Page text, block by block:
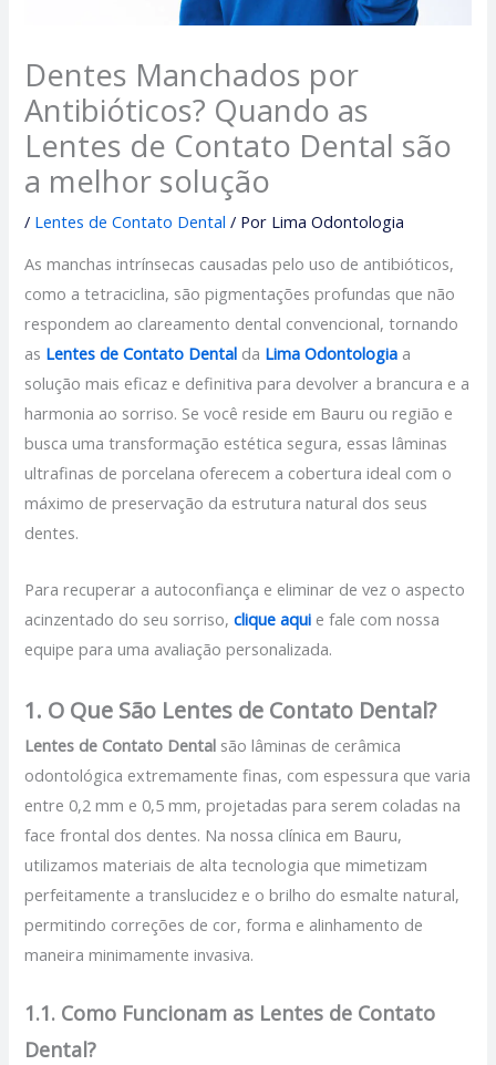
Dentes Manchados por
Antibióticos? Quando as
Lentes de Contato Dental são
a melhor solução
/ Lentes de Contato Dental / Por Lima Odontologia
As manchas intrínsecas causadas pelo uso de antibióticos,
como a tetraciclina, são pigmentações profundas que não
respondem ao clareamento dental convencional, tornando
as Lentes de Contato Dental da Lima Odontologia a
solução mais eficaz e definitiva para devolver a brancura e a
harmonia ao sorriso. Se você reside em Bauru ou região e
busca uma transformação estética segura, essas lâminas
ultrafinas de porcelana oferecem a cobertura ideal com o
máximo de preservação da estrutura natural dos seus
dentes.
Para recuperar a autoconfiança e eliminar de vez o aspecto
acinzentado do seu sorriso,clique aqui e fale com nossa
equipe para uma avaliação personalizada.
1. O Que São Lentes de Contato Dental?
Lentes de Contato Dental são lâminas de cerâmica
odontológica extremamente finas, com espessura que varia
entre 0,2 mm e 0,5 mm, projetadas para serem coladas na
face frontal dos dentes. Na nossa clínica em Bauru,
utilizamos materiais de alta tecnologia que mimetizam
perfeitamente a translucidez e o brilho do esmalte natural,
permitindo correções de cor, forma e alinhamento de
maneira minimamente invasiva.
1.1. Como Funcionam as Lentes de Contato
Dental?